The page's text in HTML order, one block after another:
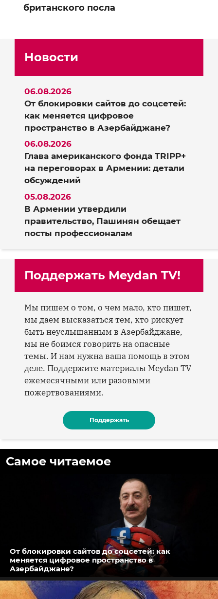
британского посла
Новости
От блокировки сайтов до соцсетей:
как меняется цифровое
пространство в Азербайджане?
06.08.2026
Глава американского фонда TRIPP+
на переговорах в Армении: детали
обсуждений
06.08.2026
В Армении утвердили
правительство, Пашинян обещает
посты профессионалам
05.08.2026
Поддержать Meydan TV!
Мы пишем о том, о чем мало, кто пишет,
мы даем высказаться тем, кто рискует
быть неуслышанным в Азербайджане,
мы не боимся говорить на опасные
темы. И нам нужна ваша помощь в этом
деле. Поддержите материалы Meydan TV
ежемесячными или разовыми
пожертвованиями.
Поддержать
Самое читаемое
От блокировки сайтов до соцсетей: как
меняется цифровое пространство в
Азербайджане?